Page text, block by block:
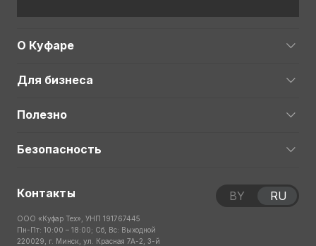
О Куфаре
Для бизнеса
Полезно
Безопасность
Контакты
ООО «Куфар Тех», УНП 191767445
Пн-Пт: 10:00 – 18:00; Сб, Вс: Выходной
220029, г. Минск, ул. Красная 7А-2, 3-й
BY RU